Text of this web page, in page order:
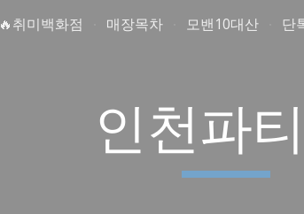
Skip to main content
🔥취미백화점 매장목차 모밴10대산 단
인천파